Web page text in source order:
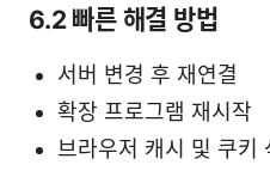
6.2 빠른 해결 방법
서버 변경 후 재연결
확장 프로그램 재시작
브라우저 캐시 및 쿠키